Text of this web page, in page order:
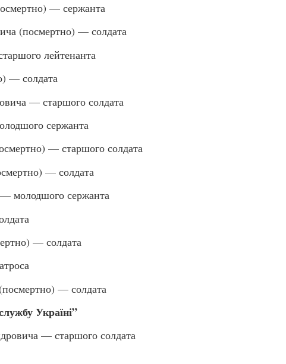
— сержанта
(посмертно) — солдата
лейтенанта
— солдата
— старшого солдата
сержанта
— старшого солдата
— солдата
сержанта
— солдата
— солдата
Україні”
— старшого солдата